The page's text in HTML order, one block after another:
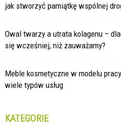
jak stworzyć pamiątkę wspólnej
Owal twarzy a utrata kolagenu –
się wcześniej, niż zauważamy?
Meble kosmetyczne w modelu
wiele typów usług
KATEGORIE